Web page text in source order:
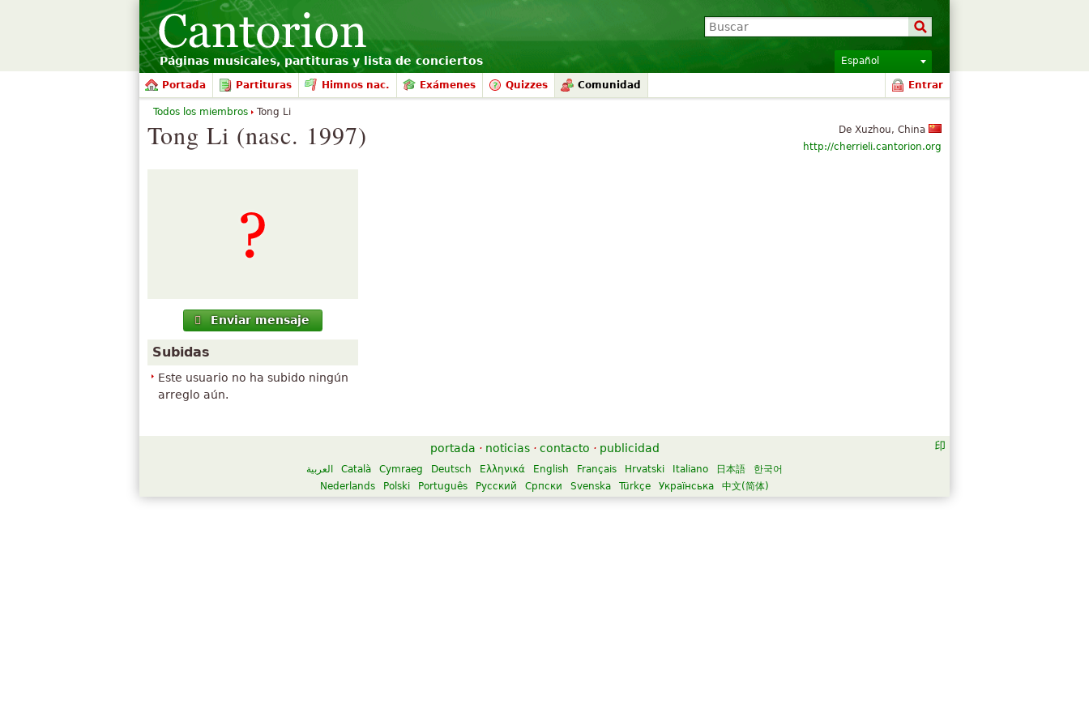
Páginas musicales, partituras y lista de conciertos Español
Portada Partituras Himnos nac. Exámenes Quizzes Comunidad Entrar
De Xuzhou, China
http://cherrieli.cantorion.org
Tong Li (nasc. 1997)
Enviar mensaje
Subidas
Este usuario no ha subido ningún
arreglo aún.
Todos los miembros Tong Li
portada · noticias · contacto · publicidad
العربية Català Cymraeg Deutsch Ελληνικά English Français Hrvatski Italiano 日本語
한국어
Nederlands
Polski Português Русский Српски Svenska Türkçe Українська 中文(简体)